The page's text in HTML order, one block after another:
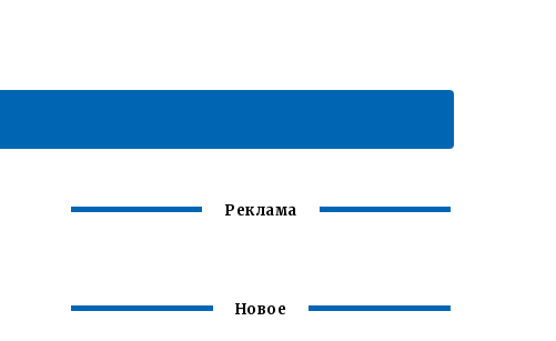
Реклама
Новое